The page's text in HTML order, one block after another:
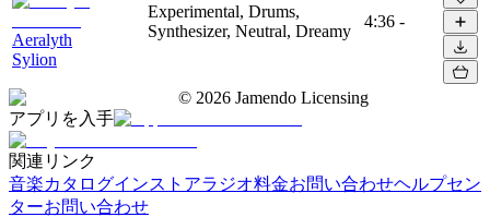
Aeralyth
Sylion
Experimental, Drums,
Synthesizer, Neutral, Dreamy
4:36 -
© 2026 Jamendo Licensing
アプリを入手
関連リンク
音楽カタログインストアラジオ料金お問い合わせヘルプセン
ターお問い合わせ